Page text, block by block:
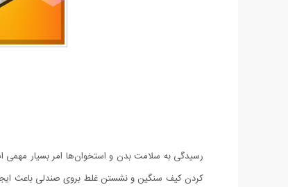
رسیدگی به سلامت بدن و استخوان‌ها امر بسیار مهمی
کردن کیف سنگین و نشستن غلط بروی صندلی باعث